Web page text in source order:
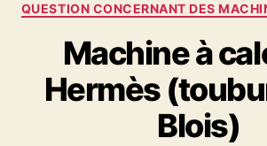
QUESTION CONCERNANT DES
Machine à
Hermès
Blois)